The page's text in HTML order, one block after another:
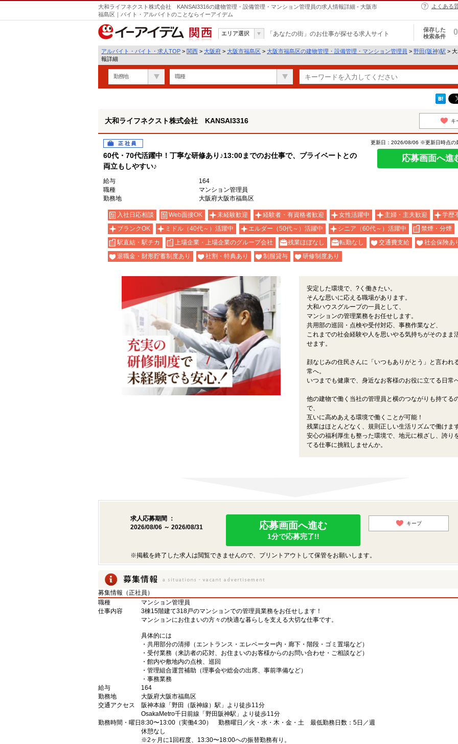
大和ライフネクスト株式会社 KANSAI3316の建物管理・設備管理・マンション管理員の求人情報詳細 - 大阪市
福島区｜バイト・アルバイトのことならイーアイデム
よくある
関西
エリア選択 「あなたの街」のお仕事が探せる求人サイト
保存した
検索条件
0
アルバイト・バイト・求人TOP > 関西 > 大阪府 > 大阪市福島区 > 大阪市福島区の建物管理・設備管理・マンション管理員 > 野田(阪神)駅 >
報詳細
勤務地 職種
大和ライフネクスト株式会社 KANSAI3316 キ
正社員
60代・70代活躍中！丁寧な研修あり♪13:00までのお仕事で、プライベートとの
両立もしやすい♪
更新日：2026/08/06 ※更新日時点の
応募画面へ進
給与
164
職種
マンション管理員
勤務地
大阪府大阪市福島区
入社日応相談 Web面接OK 未経験歓迎 経験者・有資格者歓迎 女性活躍中 主婦・主夫歓迎
学歴
ブランクOK
ミドル（40代～）活躍中 エルダー（50代～）活躍中 シニア（60代～）活躍中
禁煙・分煙
駅直結・駅チカ
上場企業・上場企業のグループ会社 残業ほぼなし 転勤なし 交通費支給
社会保険あ
退職金・財形貯蓄制度あり
社割・特典あり 制服貸与 研修制度あり
安定した環境で、?く働きたい。
そんな思いに応える職場があります。
大和ハウスグループの一員として、
マンションの管理業務をお任せします。
共用部の巡回・点検や受付対応、事務作業など、
これまでの社会経験や人を思いやる気持ちがそのまま
せます。
顔なじみの住民さんに「いつもありがとう」と言われ
常へ。
いつまでも健康で、身近なお客様のお役に立てる日常へ
他の建物で働く当社の管理員と横のつながりも持てる
で、
互いに高めあえる環境で働くことが可能！
残業はほとんどなく、規則正しい生活リズムで働けます
安心の福利厚生も整った環境で、地元に根ざし、誇り
てる仕事に挑戦しませんか。
求人応募期間 ：
2026/08/06 ～ 2026/08/31
応募画面へ進む
1分で応募完了!!
キープ
※掲載を終了した求人は閲覧できませんので、プリントアウトして保管をお願いします。
募集情報（正社員）
職種
マンション管理員
仕事内容
3棟15階建て318戸のマンションでの管理員業務をお任せします！
マンションにお住まいの方々の快適な暮らしを支える大切な仕事です。
具体的には
・共用部分の清掃（エントランス・エレベーター内・廊下・階段・ゴミ置場など）
・受付業務（来訪者の応対、お住まいのお客様からのお問い合わせ・ご相談など）
・館内や敷地内の点検、巡回
・管理組合運営補助（理事会や総会の出席、事前準備など）
・事務業務
給与
164
勤務地
大阪府大阪市福島区
交通アクセス
阪神本線「野田（阪神線）駅」より徒歩11分
OsakaMetro千日前線「野田阪神駅」より徒歩11分
勤務時間・曜日 8:30〜13:00（実働4:30） 勤務曜日／火・水・木・金・土 最低勤務日数：5日／週
休憩なし
※2ヶ月に1回程度、13:30〜18:00への振替勤務有り。